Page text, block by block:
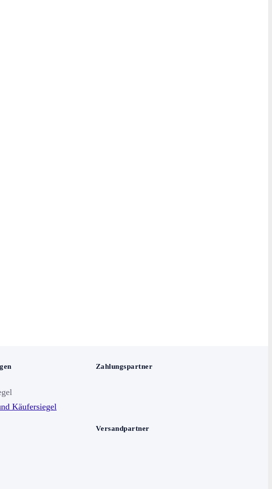
Zahlungspartner
Versandpartner